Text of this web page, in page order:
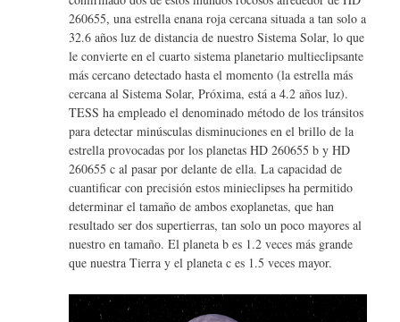
260655, una estrella enana roja cercana situada a tan solo a
32.6 años luz de distancia de nuestro Sistema Solar, lo que
le convierte en el cuarto sistema planetario multieclipsante
más cercano detectado hasta el momento (la estrella más
cercana al Sistema Solar, Próxima, está a 4.2 años luz).
TESS ha empleado el denominado método de los tránsitos
para detectar minúsculas disminuciones en el brillo de la
estrella provocadas por los planetas HD 260655 b y HD
260655 c al pasar por delante de ella. La capacidad de
cuantificar con precisión estos minieclipses ha permitido
determinar el tamaño de ambos exoplanetas, que han
resultado ser dos supertierras, tan solo un poco mayores al
nuestro en tamaño. El planeta b es 1.2 veces más grande
que nuestra Tierra y el planeta c es 1.5 veces mayor.